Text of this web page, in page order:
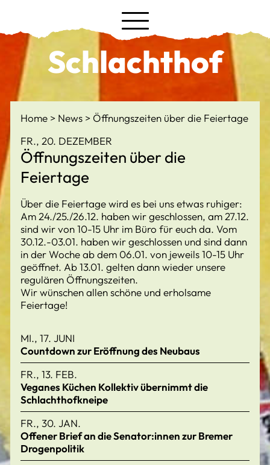
Schlachthof
Home News
Öffnungszeiten über die Feiertage
FR., 20. DEZEMBER
Öffnungszeiten über die
Feiertage
Über die Feiertage wird es bei uns etwas ruhiger:
Am 24./25./26.12. haben wir geschlossen, am 27.12.
sind wir von 10-15 Uhr im Büro für euch da. Vom
30.12.-03.01. haben wir geschlossen und sind dann
in der Woche ab dem 06.01. von jeweils 10-15 Uhr
geöffnet. Ab 13.01. gelten dann wieder unsere
regulären Öffnungszeiten.
Wir wünschen allen schöne und erholsame
Feiertage!
MI., 17. JUNI
Countdown zur Eröffnung des Neubaus
FR., 13. FEB.
Veganes Küchen Kollektiv übernimmt die
Schlachthofkneipe
FR., 30. JAN.
Offener Brief an die Senator:innen zur Bremer
Drogenpolitik